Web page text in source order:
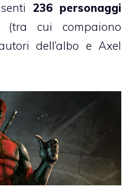
236 personaggi
(tra cui compaiono
dell’albo e Axel